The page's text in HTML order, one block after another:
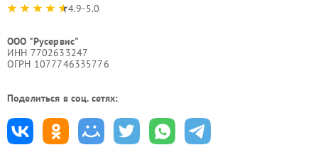
4.9-5.0
ООО "Русервис"
ИНН 7702633247
ОГРН 1077746335776
Поделиться в соц. сетях: